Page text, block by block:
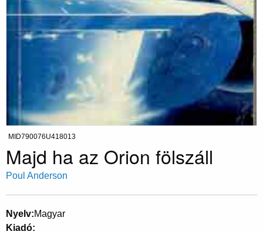
MID790076U418013
Majd ha az Orion fölszáll
Poul Anderson
Nyelv Magyar
Kiadó